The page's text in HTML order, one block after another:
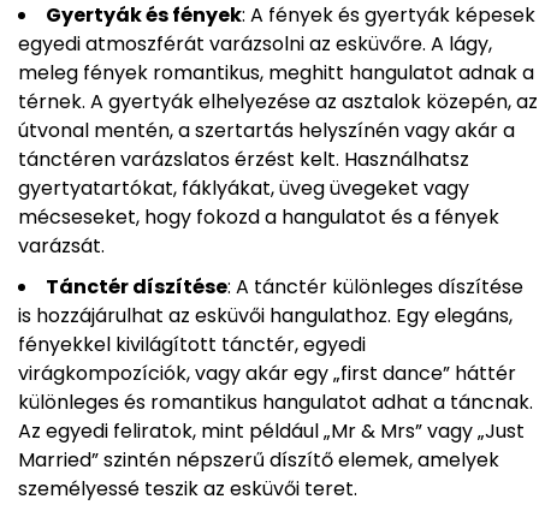
Gyertyák és fények: A fények és gyertyák képesek
egyedi atmoszférát varázsolni az esküvőre. A lágy,
meleg fények romantikus, meghitt hangulatot adnak a
térnek. A gyertyák elhelyezése az asztalok közepén, az
útvonal mentén, a szertartás helyszínén vagy akár a
tánctéren varázslatos érzést kelt. Használhatsz
gyertyatartókat, fáklyákat, üveg üvegeket vagy
mécseseket, hogy fokozd a hangulatot és a fények
varázsát.
Tánctér díszítése: A tánctér különleges díszítése
is hozzájárulhat az esküvői hangulathoz. Egy elegáns,
fényekkel kivilágított tánctér, egyedi
virágkompozíciók, vagy akár egy „first dance” háttér
különleges és romantikus hangulatot adhat a táncnak.
Az egyedi feliratok, mint például „Mr & Mrs” vagy „Just
Married” szintén népszerű díszítő elemek, amelyek
személyessé teszik az esküvői teret.